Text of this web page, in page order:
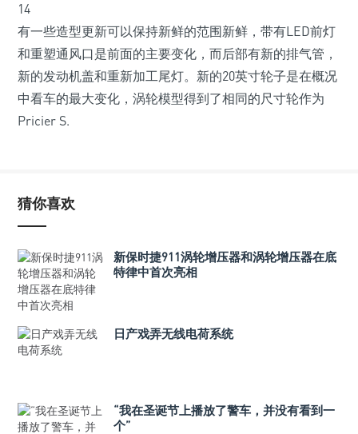
14
有一些造型更新可以保持新鲜的范围新鲜，带有LED前灯
和重塑通风口是前面的主要变化，而后部有新的排气管，
新的发动机盖和重新加工尾灯。新的20英寸轮子是在概况
中看车的最大变化，涡轮模型得到了相同的尺寸轮作为
Pricier S.
猜你喜欢
新保时捷911涡轮增压器和涡轮增压器在底
特律中首次亮相
日产戏弄无线电荷系统
“我在圣诞节上播放了警车，并没有看到一
个”